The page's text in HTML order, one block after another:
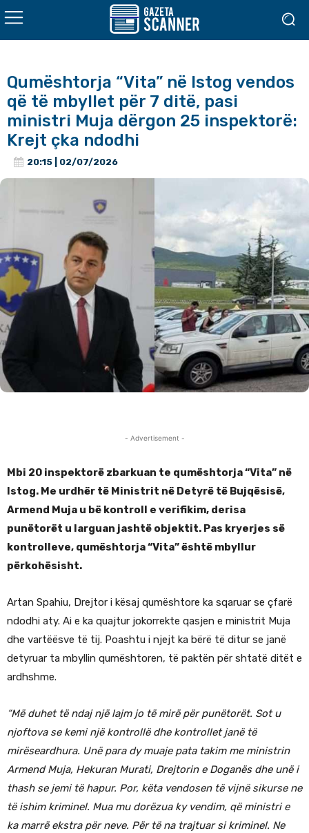
Qumështorja “Vita” në Istog vendos
që të mbyllet për 7 ditë, pasi
ministri Muja dërgon 25 inspektorë:
Krejt çka ndodhi
20:15 | 02/07/2026
- Advertisement -
Mbi 20 inspektorë zbarkuan te qumështorja “Vita” në
Istog. Me urdhër të Ministrit në Detyrë të Bujqësisë,
Armend Muja u bë kontroll e verifikim, derisa
punëtorët u larguan jashtë objektit. Pas kryerjes së
kontrolleve, qumështorja “Vita” është mbyllur
përkohësisht.
Artan Spahiu, Drejtor i kësaj qumështore ka sqaruar se çfarë
ndodhi aty. Ai e ka quajtur jokorrekte qasjen e ministrit Muja
dhe vartëësve të tij. Poashtu i njejt ka bërë të ditur se janë
detyruar ta mbyllin qumështoren, të paktën për shtatë ditët e
ardhshme.
“Më duhet të ndaj një lajm jo të mirë për punëtorët. Sot u
njoftova se kemi një kontrollë dhe kontrollet janë të
mirëseardhura. Unë para dy muaje pata takim me ministrin
Armend Muja, Hekuran Murati, Drejtorin e Doganës dhe unë i
thash se jemi të hapur. Por, këta vendosen të vijnë sikurse ne
të ishim kriminel. Mua mu dorëzua ky vendim, që ministri e
ka marrë ekstra për neve. Për të na trajtuar si kriminel. Ne